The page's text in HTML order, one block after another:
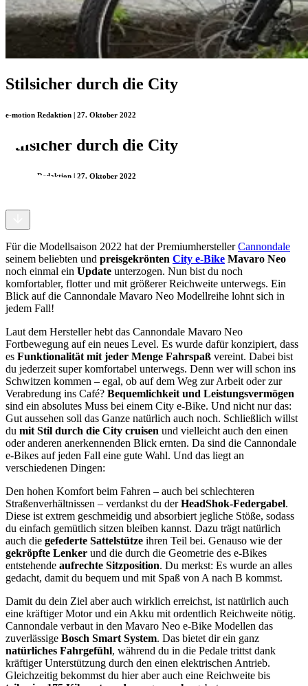
Stilsicher durch die City
e-motion Redaktion | 27. Oktober 2022
Stilsicher durch die City
e-motion Redaktion | 27. Oktober 2022
Für die Modellsaison 2022 hat der PremiumherstellerCannondale
seinem beliebten und preisgekrönten City e-Bike Mavaro Neo
noch einmal ein Update unterzogen. Nun bist du noch
komfortabler, flotter und mit größerer Reichweite unterwegs. Ein
Blick auf die Cannondale Mavaro Neo Modellreihe lohnt sich in
jedem Fall!
Laut dem Hersteller hebt das Cannondale Mavaro Neo
Fortbewegung auf ein neues Level. Es wurde dafür konzipiert, dass
es Funktionalität mit jeder Menge Fahrspaß vereint. Dabei bist
du jederzeit super komfortabel unterwegs. Denn wer will schon ins
Schwitzen kommen – egal, ob auf dem Weg zur Arbeit oder zur
Verabredung ins Café? Bequemlichkeit und Leistungsvermögen
sind ein absolutes Muss bei einem City e-Bike. Und nicht nur das:
Gut aussehen soll das Ganze natürlich auch noch. Schließlich willst
du mit Stil durch die City cruisen und vielleicht auch den einen
oder anderen anerkennenden Blick ernten. Da sind die Cannondale
e-Bikes auf jeden Fall eine gute Wahl. Und das liegt an
verschiedenen Dingen:
Den hohen Komfort beim Fahren – auch bei schlechteren
Straßenverhältnissen – verdankst du derHeadShok-Federgabel.
Diese ist extrem geschmeidig und absorbiert jegliche Stöße, sodass
du einfach gemütlich sitzen bleiben kannst. Dazu trägt natürlich
auch die gefederte Sattelstütze ihren Teil bei. Genauso wie der
gekröpfte Lenker und die durch die Geometrie des e-Bikes
entstehende aufrechte Sitzposition. Du merkst: Es wurde an alles
gedacht, damit du bequem und mit Spaß von A nach B kommst.
Damit du dein Ziel aber auch wirklich erreichst, ist natürlich auch
eine kräftiger Motor und ein Akku mit ordentlich Reichweite nötig.
Cannondale verbaut in den Mavaro Neo e-Bike Modellen das
zuverlässige Bosch Smart System. Das bietet dir ein ganz
natürliches Fahrgefühl, während du in die Pedale trittst dank
kräftiger Unterstützung durch den einen elektrischen Antrieb.
Gleichzeitig bekommst du hier aber auch eine Reichweite bis